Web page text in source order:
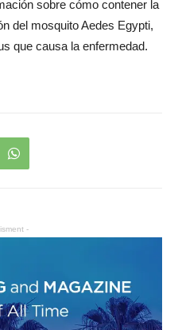
sobre cómo contener la
del mosquito Aedes Egypti,
que causa la enfermedad.
-